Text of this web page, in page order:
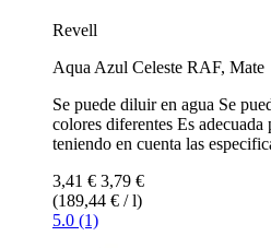
Revell
Aqua Azul Celeste RAF, Mate
Se puede diluir en agua Se
colores diferentes Es
teniendo en cuenta las
3,41 € 3,79 €
(189,44 € / l)
5.0 (1)